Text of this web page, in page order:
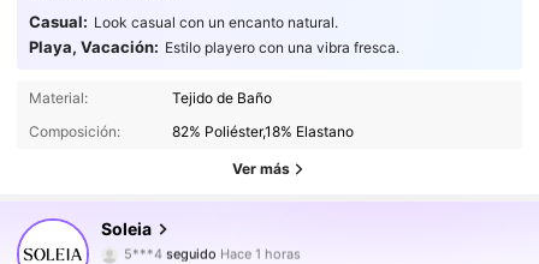
Casual: Look casual con un encanto natural.
Playa, Vacación: Estilo playero con una vibra fresca.
Material:
Tejido de Baño
Composición:
82% Poliéster,18% Elastano
Ver más
Soleia
4.91 2.4M Seguidores
4.91 2.4M Seguidores